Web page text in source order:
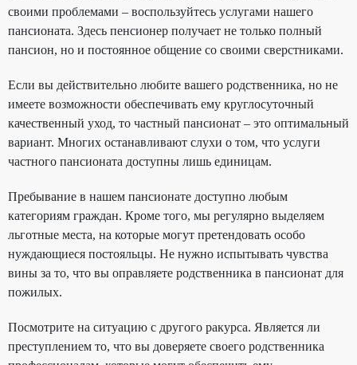
своими проблемами – воспользуйтесь услугами нашего
пансионата. Здесь пенсионер получает не только полный
пансион, но и постоянное общение со своими сверстниками.
Если вы действительно любите вашего родственника, но не
имеете возможности обеспечивать ему круглосуточный
качественный уход, то частный пансионат – это оптимальный
вариант. Многих останавливают слухи о том, что услуги
частного пансионата доступны лишь единицам.
Пребывание в нашем пансионате доступно любым
категориям граждан. Кроме того, мы регулярно выделяем
льготные места, на которые могут претендовать особо
нуждающиеся постояльцы. Не нужно испытывать чувства
вины за то, что вы оправляете родственника в пансионат для
пожилых.
Посмотрите на ситуацию с другого ракурса. Является ли
преступлением то, что вы доверяете своего родственника